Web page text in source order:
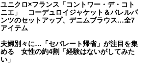
ユニクロ×フランス「コントワー・デ・コト
ニエ」 コーデュロイジャケット＆バレルパ
ンツのセットアップ、デニムブラウス…全7
アイテム
夫婦別々に…「セパレート帰省」が注目を集
める 女性の約4割「経験はないがしてみた
い」